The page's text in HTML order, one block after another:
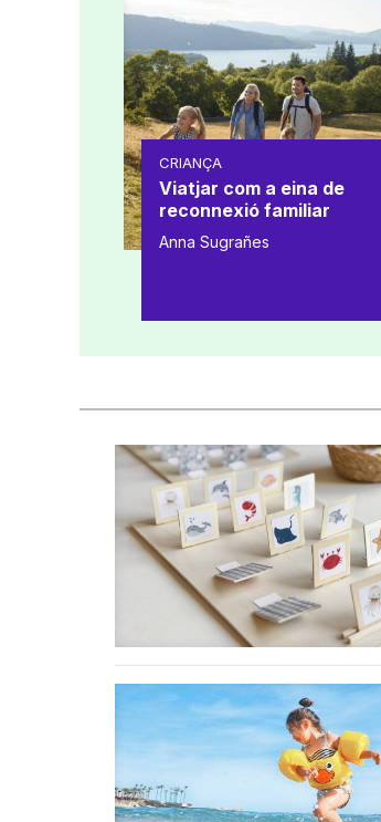
CRIANÇA
Viatjar com a eina de
reconnexió familiar
Anna Sugrañes